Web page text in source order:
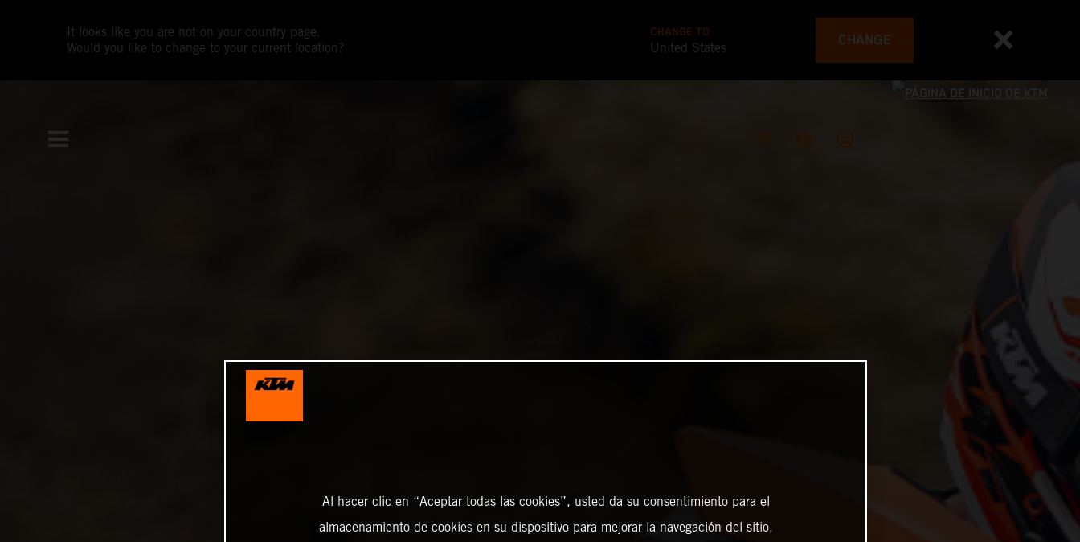
It looks like you are not on your country page.
Would you like to change to your current location?
CHANGE TO
United States CHANGE
Al hacer clic en “Aceptar todas las cookies”, usted da su consentimiento para el
almacenamiento de cookies en su dispositivo para mejorar la navegación del sitio,